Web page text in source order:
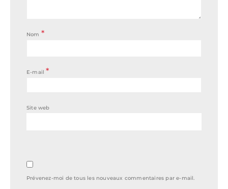
Nom *
E-mail*
Site web
Prévenez-moi de tous les nouveaux commentaires par e-mail.